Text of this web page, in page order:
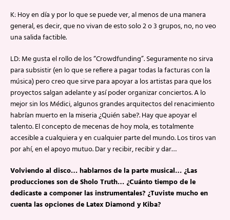
K: Hoy en día y por lo que se puede ver, al menos de una manera
general, es decir, que no vivan de esto solo 2 o 3 grupos, no, no veo
una salida factible.
LD: Me gusta el rollo de los “Crowdfunding”. Seguramente no sirva
para subsistir (en lo que se refiere a pagar todas la facturas con la
música) pero creo que sirve para apoyar a los artistas para que los
proyectos salgan adelante y así poder organizar conciertos. A lo
mejor sin los Médici, algunos grandes arquitectos del renacimiento
habrían muerto en la miseria ¿Quién sabe?. Hay que apoyar el
talento. El concepto de mecenas de hoy mola, es totalmente
accesible a cualquiera y en cualquier parte del mundo. Los tiros van
por ahí, en el apoyo mutuo. Dar y recibir, recibir y dar…
Volviendo al disco… hablarnos de la parte musical… ¿Las
producciones son de Sholo Truth… ¿Cuánto tiempo de le
dedicaste a componer las instrumentales? ¿Tuviste mucho en
cuenta las opciones de Latex Diamond y Kiba?